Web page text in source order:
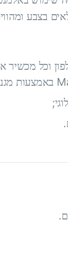
בצבע
וכל מכשיר